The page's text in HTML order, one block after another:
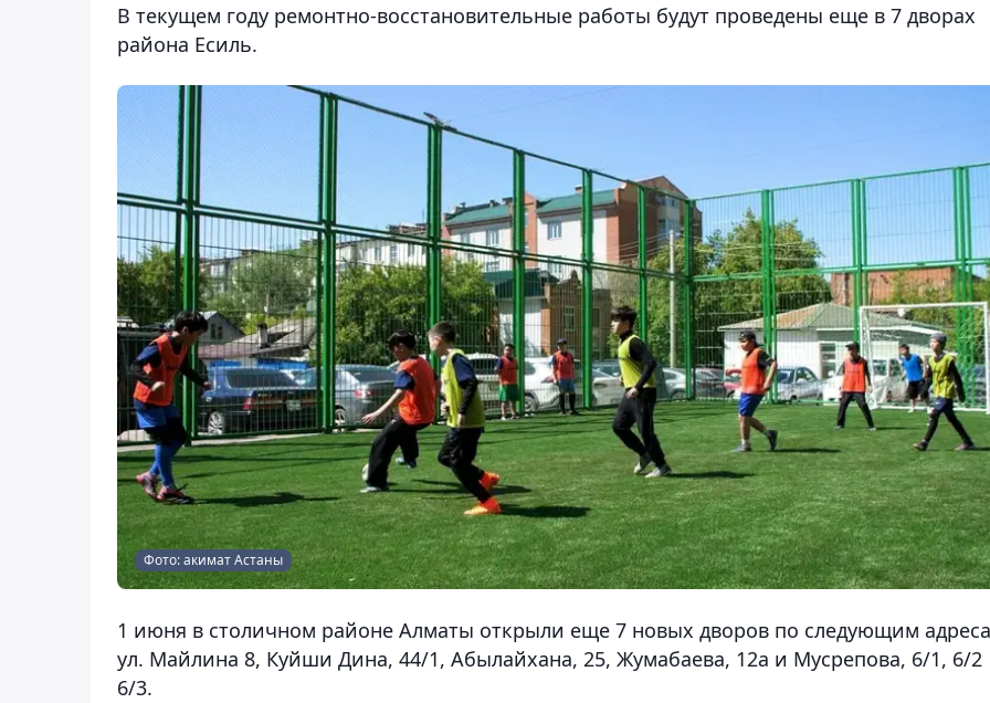
В текущем году ремонтно-восстановительные работы будут проведены еще в 7 дворах
района Есиль.
Фото: акимат Астаны
1 июня в столичном районе Алматы открыли еще 7 новых дворов по следующим
ул. Майлина 8, Куйши Дина, 44/1, Абылайхана, 25, Жумабаева, 12а и Мусрепова, 6/1, 6/2
6/3.